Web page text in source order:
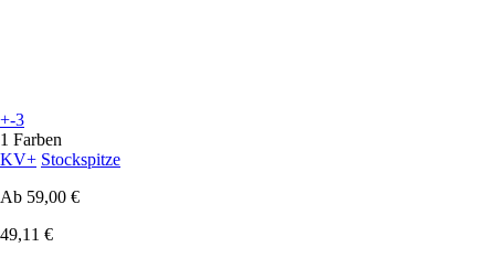
+-3
1 Farben
KV+ Stockspitze
Ab 59,00 €
49,11 €